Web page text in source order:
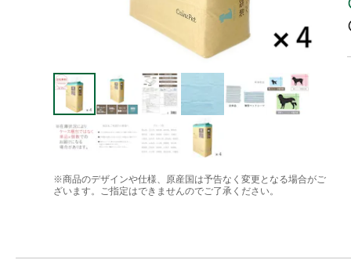
※商品のデザインや仕様、原産国は予告なく変更となる場合がご
ざいます。ご指定はできませんのでご了承ください。